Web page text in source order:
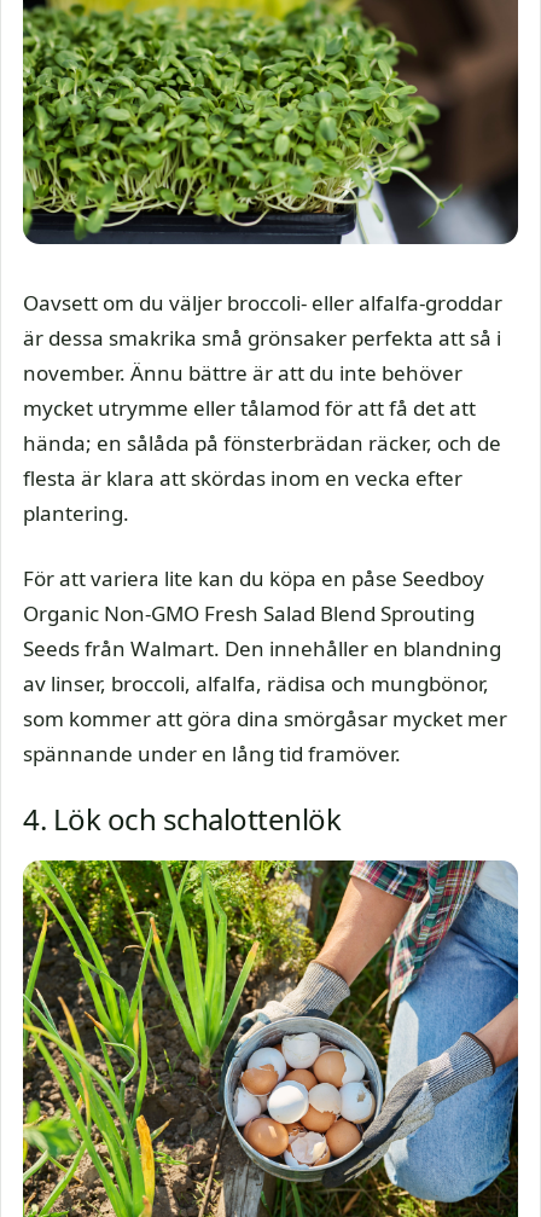
Oavsett om du väljer broccoli- eller alfalfa-groddar
är dessa smakrika små grönsaker perfekta att så i
november. Ännu bättre är att du inte behöver
mycket utrymme eller tålamod för att få det att
hända; en sålåda på fönsterbrädan räcker, och de
flesta är klara att skördas inom en vecka efter
plantering.
För att variera lite kan du köpa en påse Seedboy
Organic Non-GMO Fresh Salad Blend Sprouting
Seeds från Walmart. Den innehåller en blandning
av linser, broccoli, alfalfa, rädisa och mungbönor,
som kommer att göra dina smörgåsar mycket mer
spännande under en lång tid framöver.
4. Lök och schalottenlök